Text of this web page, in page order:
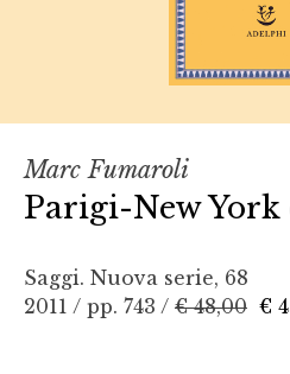
Marc Fumaroli
Parigi-New
Saggi. Nuova serie, 68
2011 / pp. 743 / € 48,00 €